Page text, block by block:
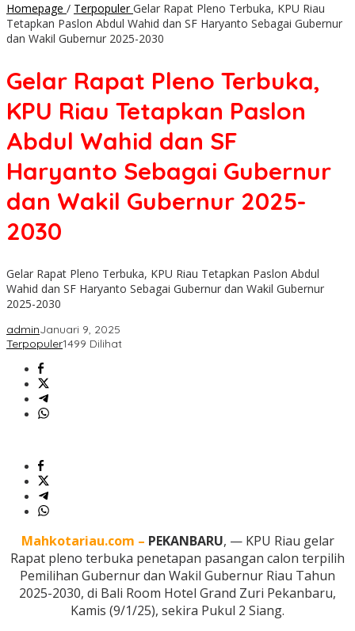
Homepage / Terpopuler Gelar Rapat Pleno Terbuka, KPU Riau
Tetapkan Paslon Abdul Wahid dan SF Haryanto Sebagai Gubernur
dan Wakil Gubernur 2025-2030
Gelar Rapat Pleno Terbuka,
KPU Riau Tetapkan Paslon
Abdul Wahid dan SF
Haryanto Sebagai Gubernur
dan Wakil Gubernur 2025-
2030
Gelar Rapat Pleno Terbuka, KPU Riau Tetapkan Paslon Abdul
Wahid dan SF Haryanto Sebagai Gubernur dan Wakil Gubernur
2025-2030
adminJanuari 9, 2025
Terpopuler1499 Dilihat
Mahkotariau.com – PEKANBARU, — KPU Riau gelar
Rapat pleno terbuka penetapan pasangan calon terpilih
Pemilihan Gubernur dan Wakil Gubernur Riau Tahun
2025-2030, di Bali Room Hotel Grand Zuri Pekanbaru,
Kamis (9/1/25), sekira Pukul 2 Siang.